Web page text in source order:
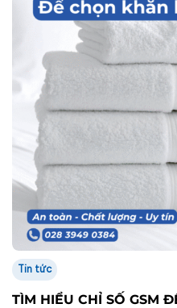
Tin tức
TÌM HIỂU CHỈ SỐ GSM